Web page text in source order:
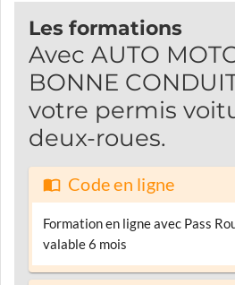
Les formations
Avec AUTO
BONNE
votre permis
deux-roues.
Code en ligne
Formation en ligne avec Pass
valable 6 mois